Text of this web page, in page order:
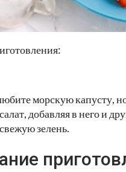
морскую капусту,
добавляя в него и
зелень.